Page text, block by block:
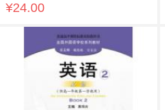
¥24.00